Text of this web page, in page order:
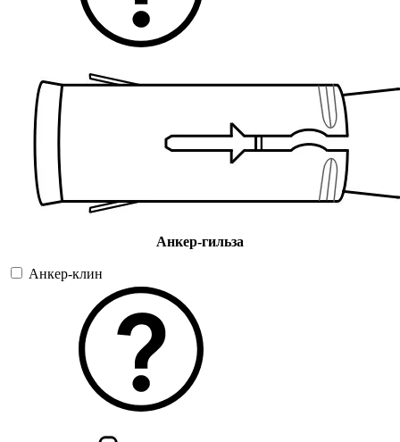
Анкер-гильза
Анкер-клин